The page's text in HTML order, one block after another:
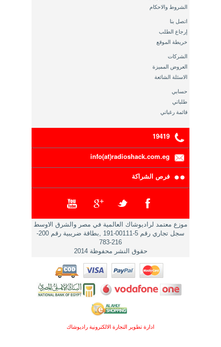
الشروط والاحكام
اتصل بنا
إرجاع الطلب
خريطة الموقع
الشركات
العروض المميزة
الاسئلة الشائعة
حسابي
طلباتي
قائمة رغباتي
19419
info(at)radioshack.com.eg
فرص الشراكة
موزع معتمد لراديوشاك العالمية في مصر والشرق الاوسط
سجل تجاري رقم 5-00111-191 ,بطاقة ضريبية رقم 200-
216-783
حقوق النشر محفوظة 2014
ادارة تطوير التجارة الالكترونية راديوشاك